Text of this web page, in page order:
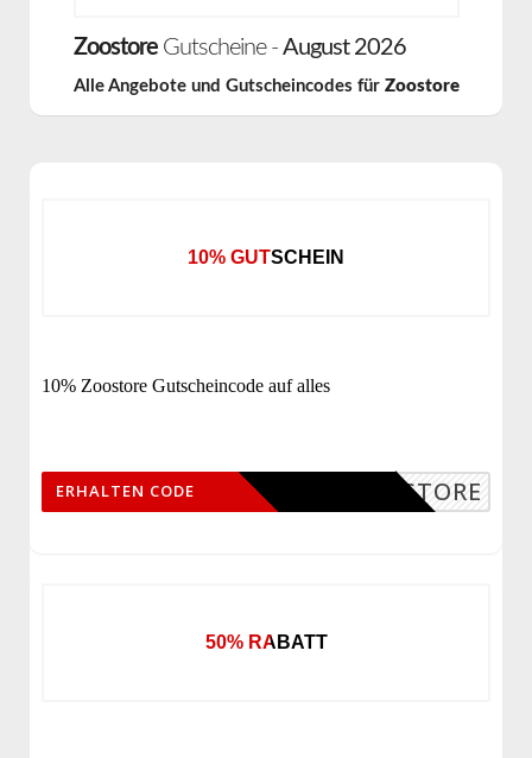
ZoostoreGutscheine - August 2026
Alle Angebote und Gutscheincodes für Zoostore
10% GUTSCHEIN
10% Zoostore Gutscheincode auf alles
ZOOSTORE
ERHALTEN CODE
50% RABATT